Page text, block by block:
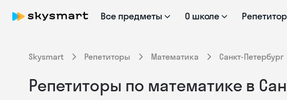
Все предметы О школе
Skysmart Репетиторы Математика Санкт-Петербург
Репетиторы по математике в